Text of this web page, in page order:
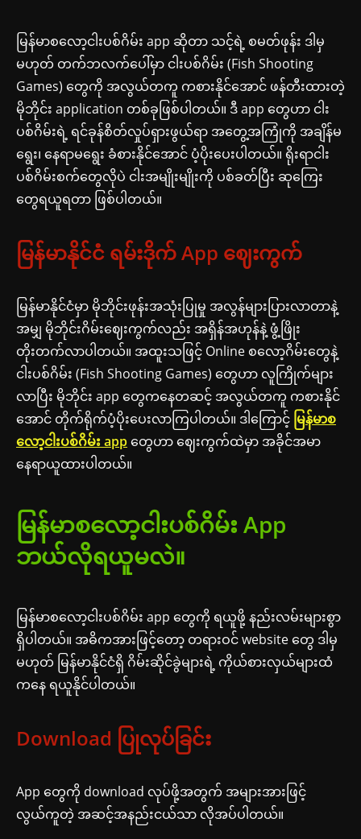
မြန်မာစလော့ငါးပစ်ဂိမ်း app ဆိုတာ သင့်ရဲ့ စမတ်ဖုန်း ဒါမှ
မဟုတ် တက်ဘလက်ပေါ်မှာ ငါးပစ်ဂိမ်း (Fish Shooting
Games) တွေကို အလွယ်တကူ ကစားနိုင်အောင် ဖန်တီးထားတဲ့
မိုဘိုင်း application တစ်ခုဖြစ်ပါတယ်။ ဒီ app တွေဟာ ငါး
ပစ်ဂိမ်းရဲ့ ရင်ခုန်စိတ်လှုပ်ရှားဖွယ်ရာ အတွေ့အကြုံကို အချိန်မ
ရွေး၊ နေရာမရွေး ခံစားနိုင်အောင် ပံ့ပိုးပေးပါတယ်။ ရိုးရာငါး
ပစ်ဂိမ်းစက်တွေလိုပဲ ငါးအမျိုးမျိုးကို ပစ်ခတ်ပြီး ဆုကြေး
တွေရယူရတာ ဖြစ်ပါတယ်။
မြန်မာနိုင်ငံ ရမ်းဒိုက် App ဈေးကွက်
မြန်မာနိုင်ငံမှာ မိုဘိုင်းဖုန်းအသုံးပြုမှု အလွန်များပြားလာတာနဲ့
အမျှ မိုဘိုင်းဂိမ်းဈေးကွက်လည်း အရှိန်အဟုန်နဲ့ ဖွံ့ဖြိုး
တိုးတက်လာပါတယ်။ အထူးသဖြင့် Online စလော့ဂိမ်းတွေနဲ့
ငါးပစ်ဂိမ်း (Fish Shooting Games) တွေဟာ လူကြိုက်များ
လာပြီး မိုဘိုင်း app တွေကနေတဆင့် အလွယ်တကူ ကစားနိုင်
အောင် တိုက်ရိုက်ပံ့ပိုးပေးလာကြပါတယ်။ ဒါကြောင့် မြန်မာစ
လော့ငါးပစ်ဂိမ်း appတွေဟာ ဈေးကွက်ထဲမှာ အခိုင်အမာ
နေရာယူထားပါတယ်။
မြန်မာစလော့ငါးပစ်ဂိမ်း App
ဘယ်လိုရယူမလဲ။
မြန်မာစလော့ငါးပစ်ဂိမ်း app တွေကို ရယူဖို့ နည်းလမ်းများစွာ
ရှိပါတယ်။ အဓိကအားဖြင့်တော့ တရားဝင် website တွေ ဒါမှ
မဟုတ် မြန်မာနိုင်ငံရှိ ဂိမ်းဆိုင်ခွဲများရဲ့ ကိုယ်စားလှယ်များထံ
ကနေ ရယူနိုင်ပါတယ်။
Download ပြုလုပ်ခြင်း
App တွေကို download လုပ်ဖို့အတွက် အများအားဖြင့်
လွယ်ကူတဲ့ အဆင့်အနည်းငယ်သာ လိုအပ်ပါတယ်။